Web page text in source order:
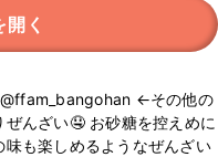
く
←その他の
ぜんざい🤤 お砂糖を控えめに
も楽しめるようなぜんざい